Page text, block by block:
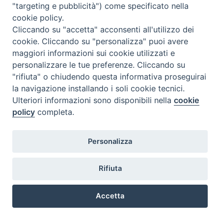
Ricordo don Roberto come un prete felice. Felice di
amare Gesù servendolo nei poveri, nei profughi, nei
senza tetto, nei carcerati, nelle prostitute.
Nei poveri riconosceva “la carne viva” di Cristo, a cui si
era donato attraverso uno speciale ministero che
potremmo definire “di carità spicciola”, indirizzato alle
persone singolarmente prese, a cui offriva tempo,
energie, delicate attenzioni e premure, soprattutto un
grande cuore.
orecchie, ossia che riconoscono chi agisce
nutrivano per lui una garbata ammirazione e non
di stima e di affetto. Mi stupiva quando, camminando
con lui in città di Como, molti comaschi lo salutavano
con simpatia.
"targeting e pubblicità") come specificato nella
cookie policy.
Cliccando su "accetta" acconsenti all'utilizzo dei
cookie. Cliccando su "personalizza" puoi avere
maggiori informazioni sui cookie utilizzati e
personalizzare le tue preferenze. Cliccando su
"rifiuta" o chiudendo questa informativa proseguirai
la navigazione installando i soli cookie tecnici.
Ulteriori informazioni sono disponibili nellacookie
policy completa.
Personalizza
Rifiuta
Accetta